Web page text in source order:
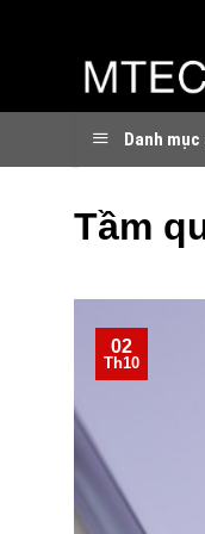
Danh
Tầm
02
Th10